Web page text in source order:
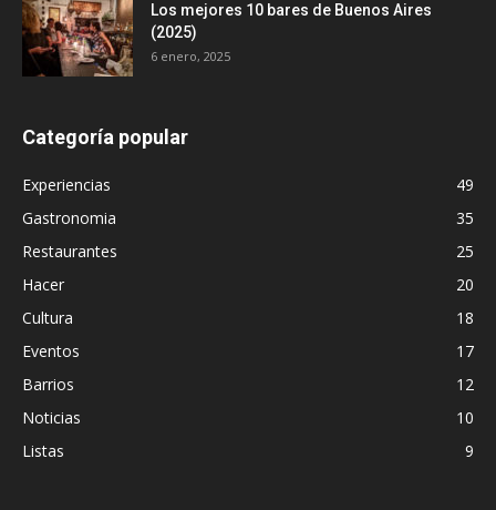
Los mejores 10 bares de Buenos Aires
(2025)
6 enero, 2025
Categoría popular
Experiencias
49
Gastronomia
35
Restaurantes
25
Hacer
20
Cultura
18
Eventos
17
Barrios
12
Noticias
10
Listas
9